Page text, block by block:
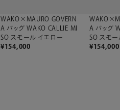
WAKO×MAURO GOVERN
A バッグ WAKO CALLIE MI
SO スモール イエロー
¥154,000
A バッグ
SO スモー
¥154,000